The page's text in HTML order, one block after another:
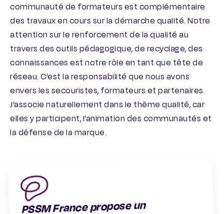
communauté de formateurs est complémentaire
des travaux en cours sur la démarche qualité. Notre
attention sur le renforcement de la qualité au
travers des outils pédagogique, de recyclage, des
connaissances est notre rôle en tant que tête de
réseau. C’est la responsabilité que nous avons
envers les secouristes, formateurs et partenaires.
J’associe naturellement dans le thème qualité, car
elles y participent, l’animation des communautés et
la défense de la marque.
PSSM France propose un